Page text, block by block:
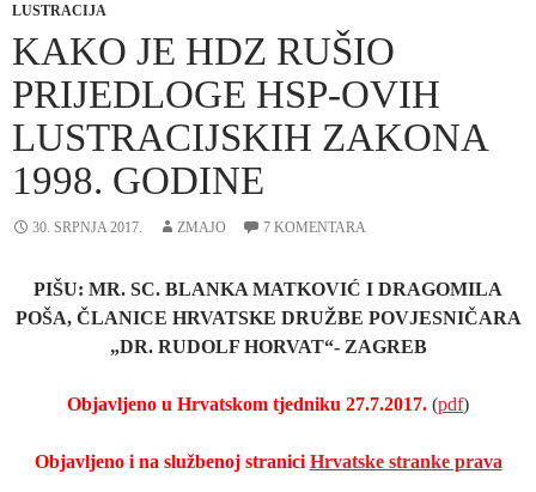
LUSTRACIJA
KAKO JE HDZ RUŠIO
PRIJEDLOGE HSP-OVIH
LUSTRACIJSKIH ZAKONA
1998. GODINE
30. SRPNJA 2017. ZMAJO 7 KOMENTARA
PIŠU: MR. SC. BLANKA MATKOVIĆ I DRAGOMILA
POŠA, ČLANICE HRVATSKE DRUŽBE POVJESNIČARA
„DR. RUDOLF HORVAT“- ZAGREB
Objavljeno u Hrvatskom tjedniku 27.7.2017. (pdf)
Objavljeno i na službenoj stranici Hrvatske stranke prava